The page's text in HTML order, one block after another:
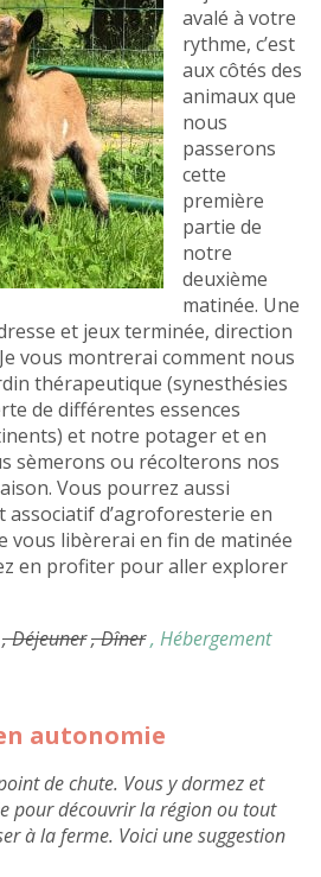
avalé à votre
rythme, c’est
aux côtés des
animaux que
nous
passerons
cette
première
partie de
notre
deuxième
matinée. Une
et jeux terminée, direction
vous montrerai comment nous
thérapeutique (synesthésies
de différentes essences
et notre potager et en
sèmerons ou récolterons nos
Vous pourrez aussi
d’agroforesterie en
vous libèrerai en fin de matinée
en profiter pour aller explorer
, Déjeuner, Dîner, Hébergement
autonomie
de chute. Vous y dormez et
pour découvrir la région ou tout
à la ferme. Voici une suggestion